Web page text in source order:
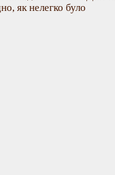
як нелегко було